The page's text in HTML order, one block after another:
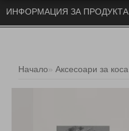
Начало Аксесоари за коса
ИНФОРМАЦИЯ ЗА ПРОДУКТА